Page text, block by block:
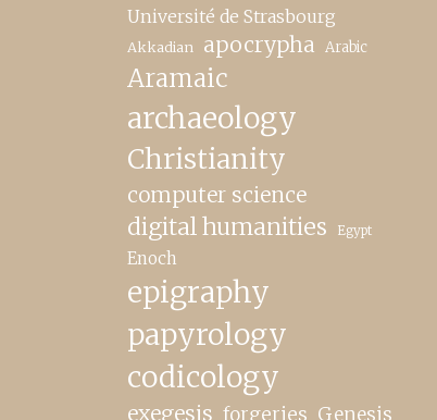
Université de Strasbourg
Akkadian apocrypha Arabic
Aramaic
archaeology
Christianity
computer science
digital humanities Egypt
Enoch
epigraphy
papyrology
codicology
exegesis forgeries Genesis